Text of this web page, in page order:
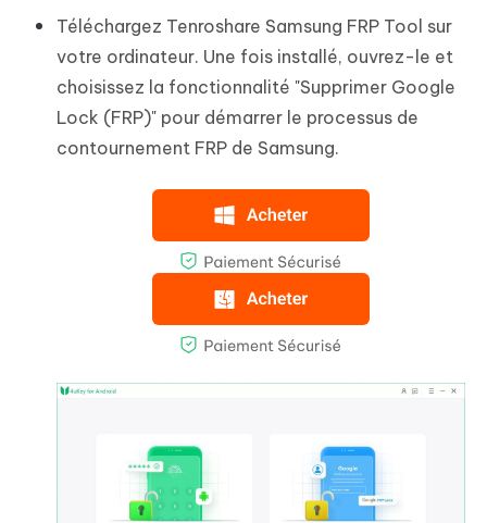
Téléchargez Tenroshare Samsung FRP Tool sur
votre ordinateur. Une fois installé, ouvrez-le et
choisissez la fonctionnalité "Supprimer Google
Lock (FRP)" pour démarrer le processus de
contournement FRP de Samsung.